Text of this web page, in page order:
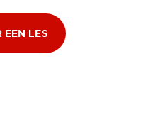
EEN LES